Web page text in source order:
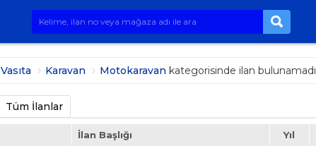
Vasıta Karavan Motokaravan kategorisinde ilan
Tüm İlanlar
İlan Başlığı Yıl